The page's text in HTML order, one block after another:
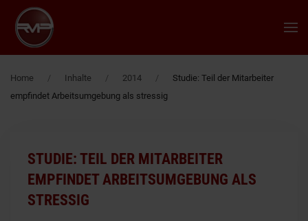
Zum Hauptinhalt springen
Home Inhalte 2014
Studie: Teil der Mitarbeiter
empfindet Arbeitsumgebung als stressig
STUDIE: TEIL DER MITARBEITER
EMPFINDET ARBEITSUMGEBUNG ALS
STRESSIG